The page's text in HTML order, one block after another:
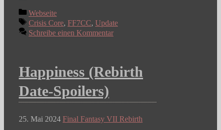
Kategorien
Webseite
Schlagwörter
Crisis Core, FF7CC, Update
Schreibe einen Kommentar
Happiness (Rebirth
Date-Spoilers)
25. Mai 2024 Final Fantasy VII Rebirth